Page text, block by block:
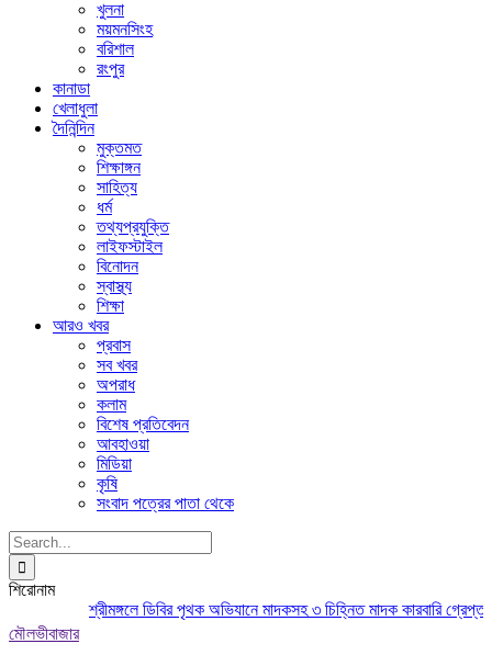
খুলনা
ময়মনসিংহ
বরিশাল
রংপুর
কানাডা
খেলাধুলা
দৈনিন্দিন
মুক্তমত
শিক্ষাঙ্গন
সাহিত্য
ধর্ম
তথ্যপ্রযুক্তি
লাইফস্টাইল
বিনোদন
স্বাস্থ্য
শিক্ষা
আরও খবর
প্রবাস
সব খবর
অপরাধ
কলাম
বিশেষ প্রতিবেদন
আবহাওয়া
মিডিয়া
কৃষি
সংবাদ পত্রের পাতা থেকে
Search
for:
শিরোনাম
শ্রীমঙ্গলে ডিবির পৃথক অভিযানে মাদকসহ ৩ চিহ্নিত মাদক কারবারি গ্রেপ্তার
মৌলভীবাজার